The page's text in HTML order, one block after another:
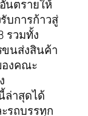
นตรายให้
บการก้าวสู่
รวมทั้ง
ขนส่งสินค้า
องคณะ
ล่าสุดได้
รถบรรทุก